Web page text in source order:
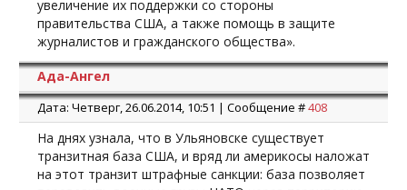
увеличение их поддержки со стороны
правительства США, а также помощь в защите
журналистов и гражданского общества».
Ада-Ангел
Дата: Четверг, 26.06.2014, 10:51 | Сообщение #408
На днях узнала, что в Ульяновске существует
транзитная база США, и вряд ли америкосы наложат
на этот транзит штрафные санкции: база позволяет